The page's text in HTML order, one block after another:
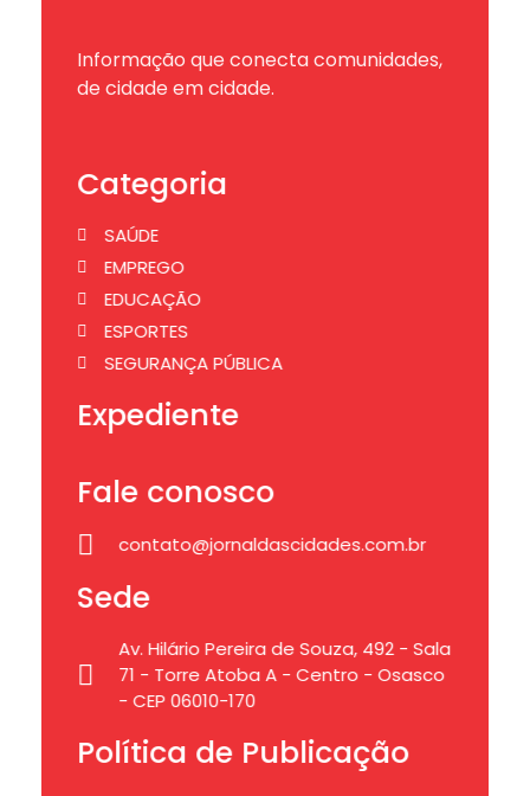
Informação que conecta comunidades,
de cidade em cidade.
Categoria
SAÚDE
EMPREGO
EDUCAÇÃO
ESPORTES
SEGURANÇA PÚBLICA
Expediente
Fale conosco
contato@jornaldascidades.com.br
Sede
Av. Hilário Pereira de Souza, 492 - Sala
71 - Torre Atoba A - Centro - Osasco
- CEP 06010-170
Política de Publicação